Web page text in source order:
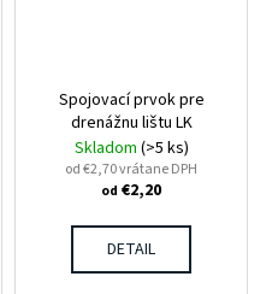
Spojovací prvok pre
drenážnu lištu LK
Skladom (>5 ks)
od €2,70 vrátane DPH
od €2,20
DETAIL